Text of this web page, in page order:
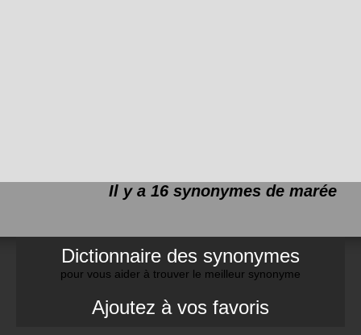
Il y a 16 synonymes de marée
Dictionnaire des synonymes
pour vous aider à trouver le meilleur synonyme
Ajoutez à vos favoris